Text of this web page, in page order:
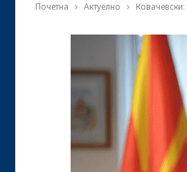
Почетна Актуелно